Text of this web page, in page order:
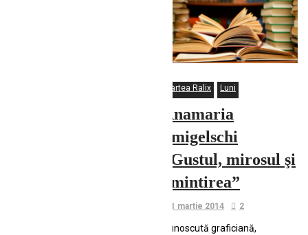
Cartea Ralix Luni
Anamaria
Smigelschi
„Gustul, mirosul şi
amintirea”
1 martie 2014 2
Cunoscută graficiană,